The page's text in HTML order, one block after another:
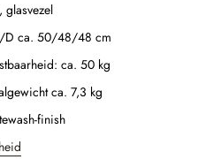
, glasvezel
D ca. 50/48/48 cm
ca. 50 kg
ca. 7,3 kg
finish